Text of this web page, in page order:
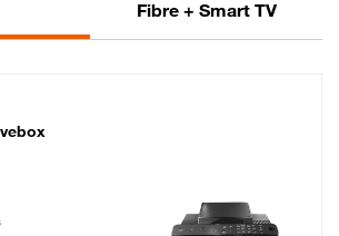
Fibre + Smart TV
Livebox Lite Fibre